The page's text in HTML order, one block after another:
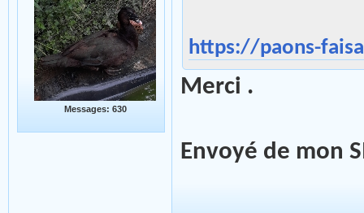
Messages: 630
https://paons-
Merci .
Envoyé de mon